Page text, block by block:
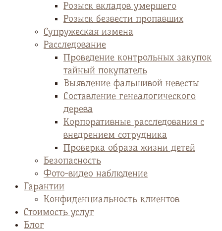
Розыск вкладов умершего
Розыск безвести пропавших
Супружеская измена
Расследование
Проведение контрольных закупок
тайный покупатель
Выявление фальшивой невесты
Cоставление генеалогического
дерева
Корпоративные расследования с
внедрением сотрудника
Проверка образа жизни детей
Безопасность
Фото-видео наблюдение
Гарантии
Конфиденциальность клиентов
Стоимость услуг
Блог